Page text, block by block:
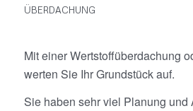
ÜBERDACHUNG
Mit einer Wertstoffüberdachung
werten Sie Ihr Grundstück auf.
Sie haben sehr viel Planung und